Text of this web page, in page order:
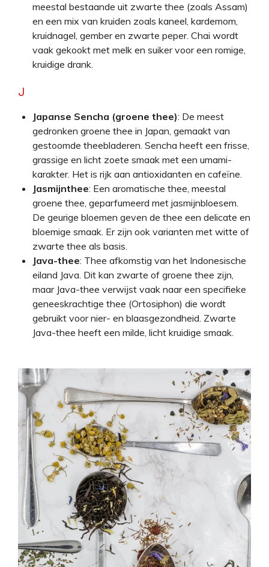
meestal bestaande uit zwarte thee (zoals Assam)
en een mix van kruiden zoals kaneel, kardemom,
kruidnagel, gember en zwarte peper. Chai wordt
vaak gekookt met melk en suiker voor een romige,
kruidige drank.
J
Japanse Sencha (groene thee): De meest
gedronken groene thee in Japan, gemaakt van
gestoomde theebladeren. Sencha heeft een frisse,
grassige en licht zoete smaak met een umami-
karakter. Het is rijk aan antioxidanten en cafeïne.
Jasmijnthee: Een aromatische thee, meestal
groene thee, geparfumeerd met jasmijnbloesem.
De geurige bloemen geven de thee een delicate en
bloemige smaak. Er zijn ook varianten met witte of
zwarte thee als basis.
Java-thee: Thee afkomstig van het Indonesische
eiland Java. Dit kan zwarte of groene thee zijn,
maar Java-thee verwijst vaak naar een specifieke
geneeskrachtige thee (Ortosiphon) die wordt
gebruikt voor nier- en blaasgezondheid. Zwarte
Java-thee heeft een milde, licht kruidige smaak.